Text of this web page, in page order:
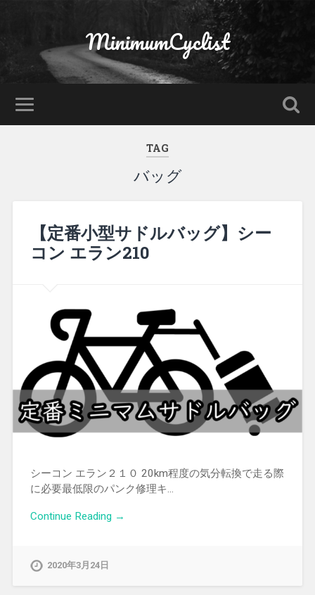
MinimumCyclist
TAG
バッグ
【定番小型サドルバッグ】シー
コン エラン210
シーコン エラン２１０ 20km程度の気分転換で走る際
に必要最低限のパンク修理キ…
Continue Reading →
2020年3月24日